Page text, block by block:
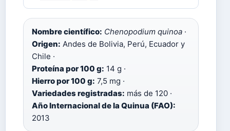
Nombre científico: Chenopodium quinoa ·
Origen: Andes de Bolivia, Perú, Ecuador y
Chile ·
Proteína por 100 g: 14 g ·
Hierro por 100 g: 7,5 mg ·
Variedades registradas: más de 120 ·
Año Internacional de la Quinua (FAO):
2013